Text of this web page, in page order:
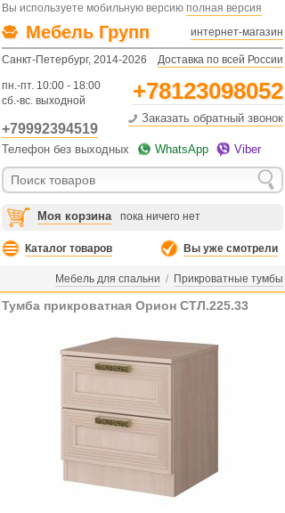
Вы используете мобильную версию полная версия
Мебель Групп интернет-магазин
Санкт-Петербург, 2014-2026 Доставка по всей России
пн.-пт. 10:00 - 18:00
сб.-вс. выходной
+78123098052
+79992394519
Заказать обратный звонок
Телефон без выходных WhatsApp Viber
Моя корзина пока ничего нет
Каталог товаров Вы уже смотрели
Мебель для спальни / Прикроватные тумбы
Тумба прикроватная Орион СТЛ.225.33